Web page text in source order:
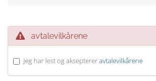
avtalevilkårene
Jeg har lest og akseptereravtalevilkårene